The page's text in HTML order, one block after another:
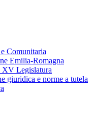
Comunitaria
Emilia-Romagna
XV Legislatura
giuridica e norme a tutela